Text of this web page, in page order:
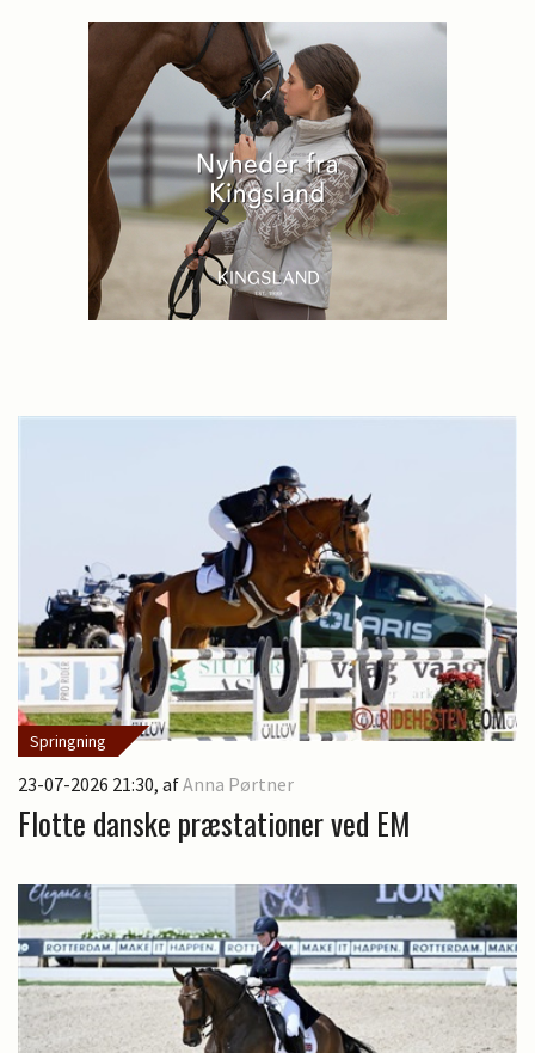
Springning
23-07-2026 21:30, afAnna Pørtner
Flotte danske præstationer ved EM